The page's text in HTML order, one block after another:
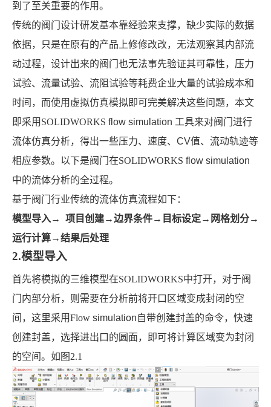
到了至关重要的作用。
传统的阀门设计研发基本靠经验来支撑，缺少实际的数据
依据，只是在原有的产品上修修改改，无法观察其内部流
动过程，设计出来的阀门也无法事先验证其可靠性，压力
试验、流量试验、流阻试验等耗费企业大量的试验成本和
时间，而使用虚拟仿真模拟即可完美解决这些问题，本文
即采用SOLIDWORKS flow simulation 工具来对阀门进行
流体仿真分析，得出一些压力、速度、 CV值、流动轨迹等
相应参数。以下是阀门在SOLIDWORKS flow simulation
中的流体分析的全过程。
基于阀门行业传统的流体仿真流程如下：
模型导入→
项目创建→边界条件→目标设定→网格划分→
运行计算→结果后处理
2.模型导入
首先将模拟的三维模型在SOLIDWORKS中打开，对于阀
门内部分析，则需要在分析前将开口区域变成封闭的空
间，这里采用Flow simulation自带创建封盖的命令，快速
创建封盖，选择进出口的圆面，即可将计算区域变为封闭
的空间。如图2.1